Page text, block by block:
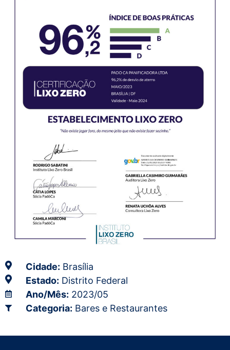
Cidade: Brasília
Estado: Distrito Federal
Ano/Mês: 2023/05
Categoria: Bares e Restaurantes